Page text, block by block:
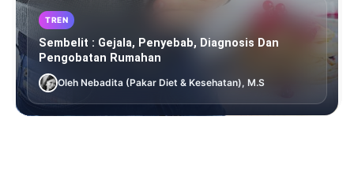
TREN
Sembelit : Gejala, Penyebab, Diagnosis Dan
Pengobatan Rumahan
Oleh Nebadita (Pakar Diet & Kesehatan), M.S